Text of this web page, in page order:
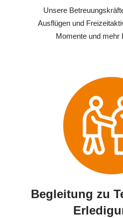
Unsere
Ausflügen und
Momente und mehr
Begleitung zu